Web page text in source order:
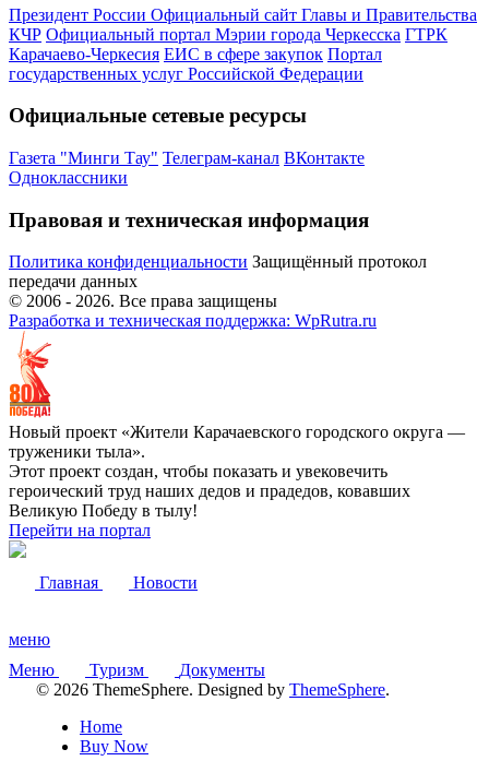
Президент России Официальный сайт Главы и Правительства
КЧР Официальный портал Мэрии города Черкесска ГТРК
Карачаево-Черкесия ЕИС в сфере закупок Портал
государственных услуг Российской Федерации
Официальные сетевые ресурсы
Газета "Минги Тау" Телеграм-канал ВКонтакте
Одноклассники
Правовая и техническая информация
Политика конфиденциальности Защищённый протокол
передачи данных
© 2006 - 2026. Все права защищены
Разработка и техническая поддержка: WpRutra.ru
Новый проект «Жители Карачаевского городского округа —
труженики тыла».
Этот проект создан, чтобы показать и увековечить
героический труд наших дедов и прадедов, ковавших
Великую Победу в тылу!
Перейти на портал
Главная Новости
меню
Меню
Туризм
Документы
© 2026 ThemeSphere. Designed by ThemeSphere.
Home
Buy Now